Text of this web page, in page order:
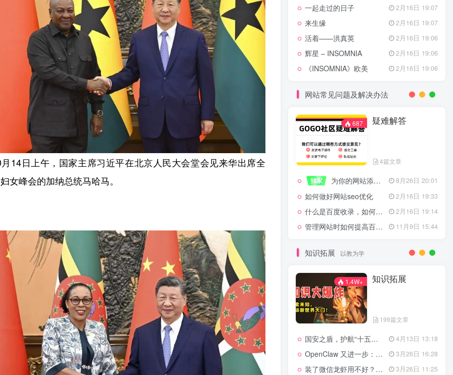
14日上午，国家主席习近平在北京人民大会堂会见来华出席全
女峰会的加纳总统马哈马。
一起走过的日子 2月16日 19:07
来生缘 2月16日 19:07
活着——洪真英 2月16日 19:06
辉星 – INSOMNIA 2月16日 19:06
《INSOMNIA》欧美 2月16日 19:06
网站常见问题及解决办法
687 疑难解答
4篇文章
独家 为你的网站添加百度登录 8月26日 20:01
如何做好网站seo优化 2月16日 19:33
什么是百度收录，如何提高收录量？ 2月16日 19:14
管理网站时如何提高百度权重？ 11月9日 15:44
知识拓展 以教为学
1.4W+ 知识拓展
199篇文章
国安之盾，护航“十五五”新征程 4月13日 13:18
OpenClaw 又进一步：微信直连+安全检测+版本切换 3月26日 16:28
装了微信龙虾用不好？3步让你轻松指挥AI干活！ 3月26日 11:25